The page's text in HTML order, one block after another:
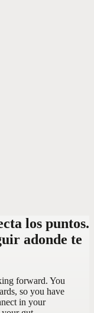
los puntos.
adonde te
forward. You
so you have
in your